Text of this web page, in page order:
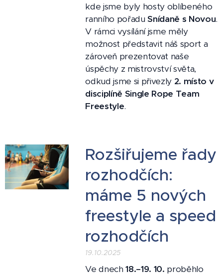
kde jsme byly hosty oblíbeného
ranního pořaduSnídaně s Novou.
V rámci vysílání jsme měly
možnost představit náš sport a
zároveň prezentovat naše
úspěchy z mistrovství světa,
odkud jsme si přivezly 2. místo v
disciplíně Single Rope Team
Freestyle.
Rozšiřujeme řady
rozhodčích:
máme 5 nových
freestyle a speed
rozhodčích
19.10.2025
Ve dnech18.–19. 10. proběhlo